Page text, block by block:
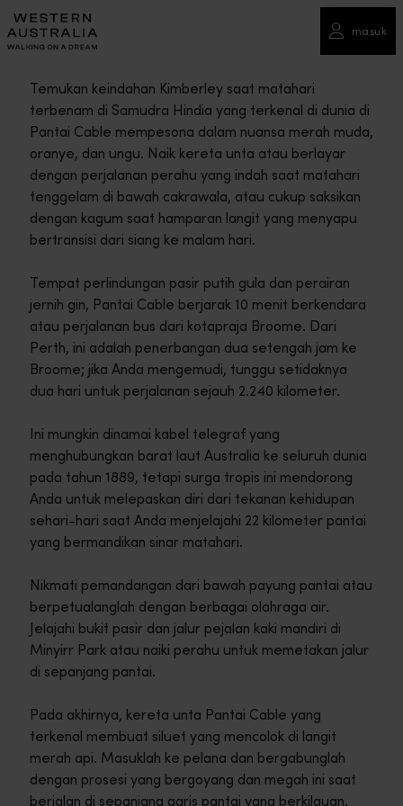
masuk
Temukan keindahan Kimberley saat matahari
terbenam di Samudra Hindia yang terkenal di dunia di
Pantai Cable mempesona dalam nuansa merah muda,
oranye, dan ungu. Naik kereta unta atau berlayar
dengan perjalanan perahu yang indah saat matahari
tenggelam di bawah cakrawala, atau cukup saksikan
dengan kagum saat hamparan langit yang menyapu
bertransisi dari siang ke malam hari.
Tempat perlindungan pasir putih gula dan perairan
jernih gin, Pantai Cable berjarak 10 menit berkendara
atau perjalanan bus dari kotapraja Broome. Dari
Perth, ini adalah penerbangan dua setengah jam ke
Broome; jika Anda mengemudi, tunggu setidaknya
dua hari untuk perjalanan sejauh 2.240 kilometer.
Ini mungkin dinamai kabel telegraf yang
menghubungkan barat laut Australia ke seluruh dunia
pada tahun 1889, tetapi surga tropis ini mendorong
Anda untuk melepaskan diri dari tekanan kehidupan
sehari-hari saat Anda menjelajahi 22 kilometer pantai
yang bermandikan sinar matahari.
Nikmati pemandangan dari bawah payung pantai atau
berpetualanglah dengan berbagai olahraga air.
Jelajahi bukit pasir dan jalur pejalan kaki mandiri di
Minyirr Park atau naiki perahu untuk memetakan jalur
di sepanjang pantai.
Pada akhirnya, kereta unta Pantai Cable yang
terkenal membuat siluet yang mencolok di langit
merah api. Masuklah ke pelana dan bergabunglah
dengan prosesi yang bergoyang dan megah ini saat
berjalan di sepanjang garis pantai yang berkilauan.